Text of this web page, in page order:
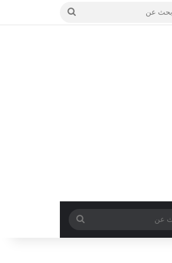
جانبي بحث
بحث
عن